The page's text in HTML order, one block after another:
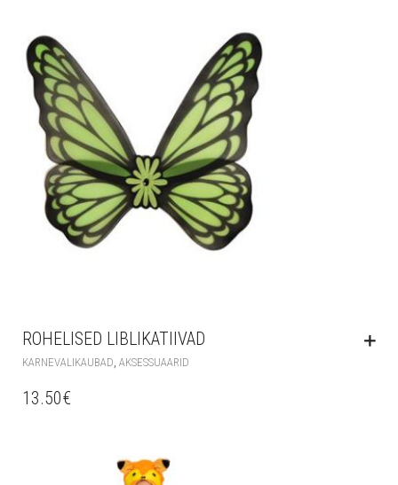
ROHELISED LIBLIKATIIVAD
KARNEVALIKAUBAD AKSESSUAARID
13.50€